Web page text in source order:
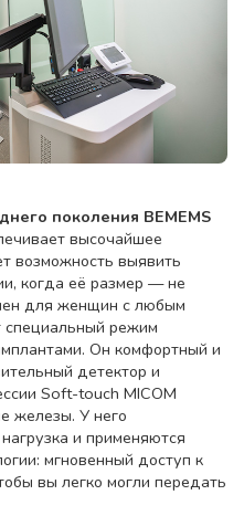
поколения BEMEMS
высочайшее
возможность выявить
когда её размер — не
для женщин с любым
специальный режим
Он комфортный и
детектор и
Soft-touch MICOM
железы. У него
и применяются
мгновенный доступ к
вы легко могли передать